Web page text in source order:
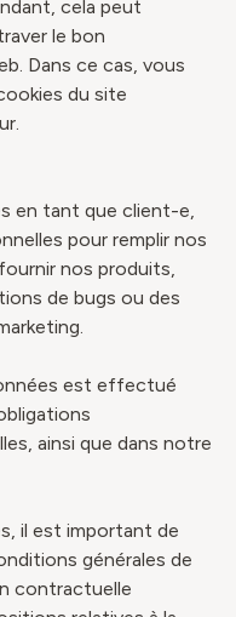
cela peut
le bon
Dans ce cas, vous
du site
en tant que client-e,
pour remplir nos
nos produits,
de bugs ou des
est effectué
ainsi que dans notre
il est important de
générales de
contractuelle